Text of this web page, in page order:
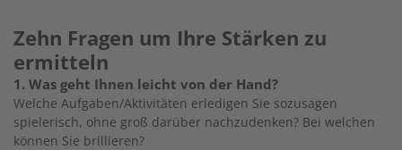
Zehn Fragen um Ihre Stärken zu
ermitteln
1. Was geht Ihnen leicht von der Hand?
Welche Aufgaben/Aktivitäten erledigen Sie sozusagen
spielerisch, ohne groß darüber nachzudenken? Bei welchen
können Sie brillieren?